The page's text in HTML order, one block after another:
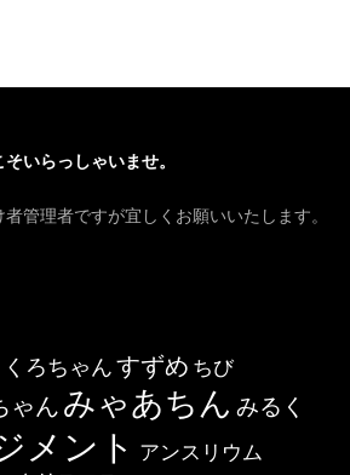
いらっしゃいませ。
管理者ですが宜しくお願いいたします。
くろちゃんすずめ ちび
ゃん みゃあちん みるく
メント アンスリウム